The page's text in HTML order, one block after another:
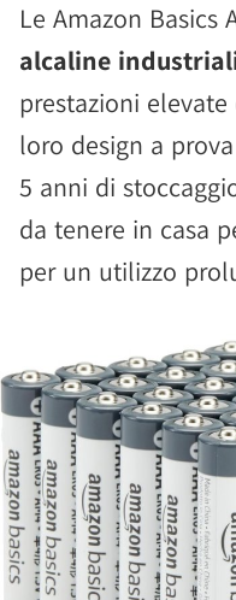
Le Amazon Basics
alcaline
prestazioni
loro design a
5 anni di
da tenere in casa
per un utilizzo